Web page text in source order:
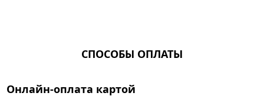
СПОСОБЫ ОПЛАТЫ
Онлайн-оплата картой